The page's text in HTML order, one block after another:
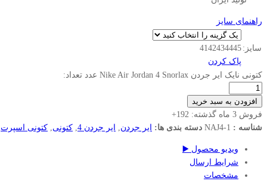
راهنمای سایز
سایز: 4142434445
پاک کردن
کتونی نایک ایر جردن Nike Air Jordan 4 Snorlax عدد
تعداد:
افزودن به سبد خرید
فروش 3 ماه گذشته:
192+
شناسه : NAJ4-1 دسته بندی ها: ایر جردن, ایر جردن 4 , کتونی, کتونی اسپرت
ویدیو محصول ▶️
شرایط ارسال
مشخصات